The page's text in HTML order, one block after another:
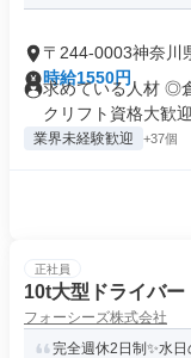
〒244-0003神奈川
時給1550円
求めている人材 ◎
クリフト資格大歓
業界未経験歓迎 +37個
正社員
10t大型ドライバー
フォーシーズ株式会社
完全週休2日制✨水